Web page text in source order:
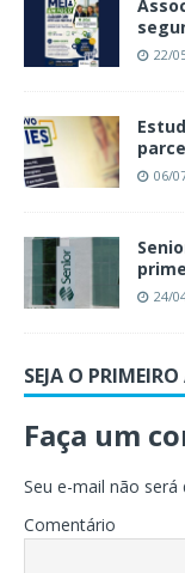
22/
06/
24/
SEJA O
Faça um
Seu e-mail não será
Comentário